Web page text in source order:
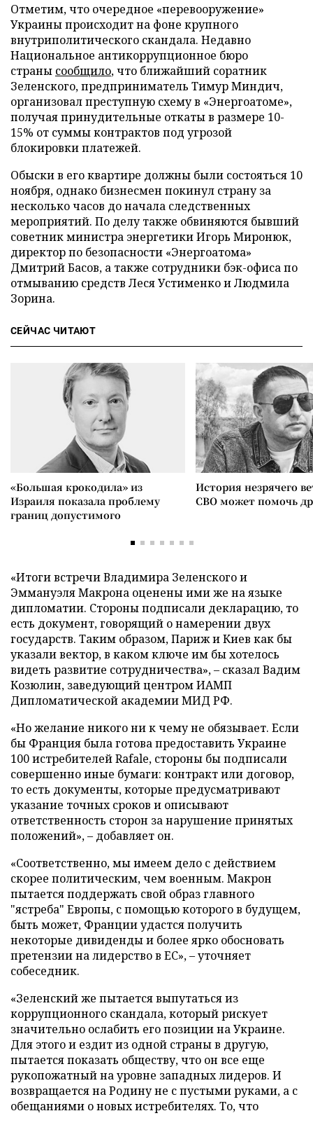
Отметим, что очередное «перевооружение»
Украины происходит на фоне крупного
внутриполитического скандала. Недавно
Национальное антикоррупционное бюро
страны сообщило, что ближайший соратник
Зеленского, предприниматель Тимур Миндич,
организовал преступную схему в «Энергоатоме»,
получая принудительные откаты в размере 10-
15% от суммы контрактов под угрозой
блокировки платежей.
Обыски в его квартире должны были состояться 10
ноября, однако бизнесмен покинул страну за
несколько часов до начала следственных
мероприятий. По делу также обвиняются бывший
советник министра энергетики Игорь Миронюк,
директор по безопасности «Энергоатома»
Дмитрий Басов, а также сотрудники бэк-офиса по
отмыванию средств Леся Устименко и Людмила
Зорина.
СЕЙЧАС ЧИТАЮТ
«Большая крокодила» из
Израиля показала проблему
границ допустимого
История незрячего
СВО может помочь
«Итоги встречи Владимира Зеленского и
Эммануэля Макрона оценены ими же на языке
дипломатии. Стороны подписали декларацию, то
есть документ, говорящий о намерении двух
государств. Таким образом, Париж и Киев как бы
указали вектор, в каком ключе им бы хотелось
видеть развитие сотрудничества», – сказал Вадим
Козюлин, заведующий центром ИАМП
Дипломатической академии МИД РФ.
«Но желание никого ни к чему не обязывает. Если
бы Франция была готова предоставить Украине
100 истребителей Rafale, стороны бы подписали
совершенно иные бумаги: контракт или договор,
то есть документы, которые предусматривают
указание точных сроков и описывают
ответственность сторон за нарушение принятых
положений», – добавляет он.
«Соответственно, мы имеем дело с действием
скорее политическим, чем военным. Макрон
пытается поддержать свой образ главного
"ястреба" Европы, с помощью которого в будущем,
быть может, Франции удастся получить
некоторые дивиденды и более ярко обосновать
претензии на лидерство в ЕС», – уточняет
собеседник.
«Зеленский же пытается выпутаться из
коррупционного скандала, который рискует
значительно ослабить его позиции на Украине.
Для этого и ездит из одной страны в другую,
пытается показать обществу, что он все еще
рукопожатный на уровне западных лидеров. И
возвращается на Родину не с пустыми руками, а с
обещаниями о новых истребителях. То, что